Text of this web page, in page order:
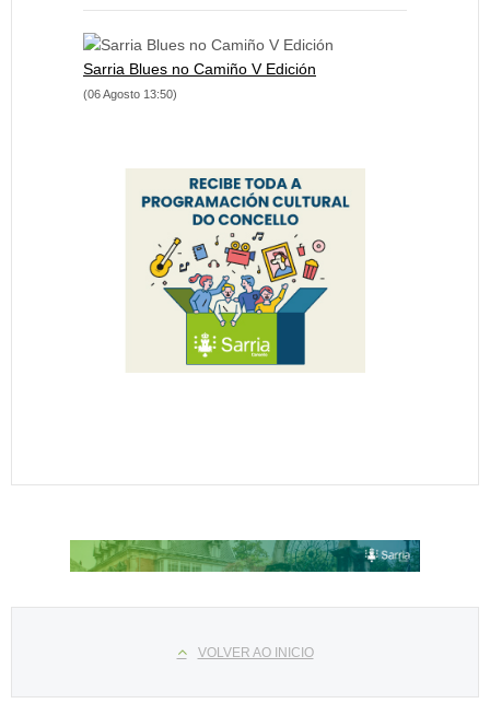
Sarria Blues no Camiño V Edición
(06 Agosto 13:50)
VOLVER AO INICIO